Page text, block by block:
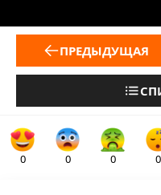
ПРЕДЫДУЩАЯ
0 0 0 0